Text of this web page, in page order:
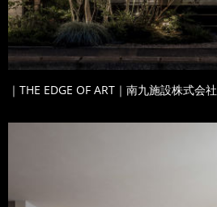
｜THE EDGE OF ART｜南九施設株式会社